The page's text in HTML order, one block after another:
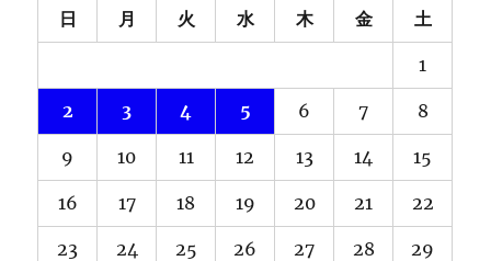
日 月 火 水 木 金 土
1
2 3 4 5 6 7 8
9 10 11 12 13 14 15
16 17 18 19 20 21 22
23 24 25 26 27 28 29